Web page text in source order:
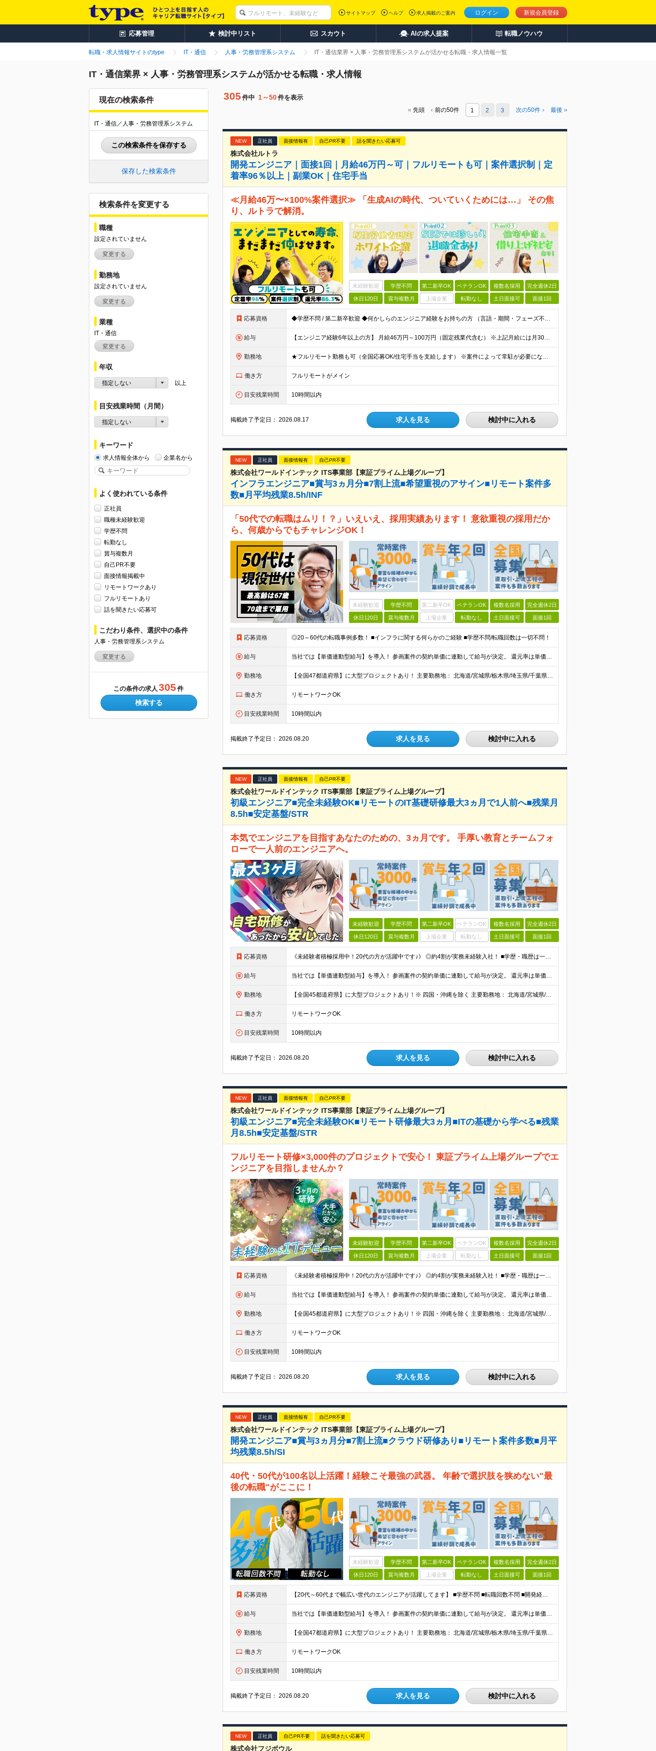
ログイン 新規会員登録
サイトマップ ヘルプ 求人掲載のご案内
応募管理 検討中リスト スカウト AIの求人提案 転職ノウハウ
転職・求人情報サイトのtype IT・通信 人事・労務管理系システム IT・通信業界 × 人事・労務管理系システムが活かせる転職・求人情報一覧
IT・通信業界 × 人事・労務管理系システムが活かせる転職・求人情報
現在の検索条件
IT・通信／人事・労務管理系システム
この検索条件を保存する
保存した検索条件
検索条件を変更する
職種
設定されていません
変更する
勤務地
設定されていません
変更する
業種
IT・通信
変更する
年収
指定しない 以上
目安残業時間（月間）
指定しない
キーワード
求人情報全体から 企業名から
よく使われている条件
正社員
職種未経験歓迎
学歴不問
転勤なし
賞与複数月
自己PR不要
面接情報掲載中
リモートワークあり
フルリモートあり
話を聞きたい応募可
こだわり条件、選択中の条件
人事・労務管理系システム
変更する
この条件の求人 305 件
検索する
305 件中 1～50件を表示
先頭 前の50件 1 2 3 次の50件 最後
NEW 正社員 面接情報有 自己PR不要 話を聞きたい応募可
株式会社ルトラ
開発エンジニア｜面接1回｜月給46万円～可｜フルリモートも可｜案件選択制｜定
着率96％以上｜副業OK｜住宅手当
≪月給46万〜×100%案件選択≫ 「生成AIの時代、ついていくためには…」 その焦
り、ルトラで解消。
未経験歓迎 学歴不問 第二新卒OK ベテランOK 複数名採用 完全週休2日
休日120日 賞与複数月 上場企業 転勤なし 土日面接可 面接1回
応募資格 ◆学歴不問 / 第二新卒歓迎 ◆何かしらのエンジニア経験をお持ちの方 （言語・期間・フェーズ不問） 経験浅めの方も遠慮なくご応募ください！ ■入社前Q＆A ────── ◎実力に見合った報酬が手に
給与 【エンジニア経験6年以上の方】 月給46万円～100万円（固定残業代含む） ※上記月給には月30時間分の固定残業代（月8万7,400円～月19万円）を含む。超過分は全額支給。 【エンジニア経験4年以
勤務地 ★フルリモート勤務も可（全国応募OK/住宅手当を支給します） ※案件によって常駐が必要になる場合があります。 ※希望がない限り、転勤はありません ※U・Iターン歓迎 ★ルトラの社員は全国各地で活躍中
働き方 フルリモートがメイン
目安残業時間 10時間以内
掲載終了予定日：2026.08.17 求人を見る 検討中に入れる
NEW 正社員 面接情報有 自己PR不要
株式会社ワールドインテック ITS事業部【東証プライム上場グループ】
インフラエンジニア■賞与3ヵ月分■7割上流■希望重視のアサイン■リモート案件多
数■月平均残業8.5h/INF
「50代での転職はムリ！？」いえいえ、採用実績あります！ 意欲重視の採用だか
ら、何歳からでもチャレンジOK！
未経験歓迎 学歴不問 第二新卒OK ベテランOK 複数名採用 完全週休2日
休日120日 賞与複数月 上場企業 転勤なし 土日面接可 面接1回
応募資格 ◎20～60代の転職事例多数！ ■インフラに関する何らかのご経験 ■学歴不問/転職回数は一切不問！
給与 当社では【単価連動型給与】を導入！ 参画案件の契約単価に連動して給与が決定。 還元率は単価の【70％～80％】と東証プライム上場グループとして高水準です！（社会保険料・教育コスト含む） ■関東：月給
勤務地 【全国47都道府県】に大型プロジェクトあり！ 主要勤務地： 北海道/宮城県/栃木県/埼玉県/千葉県/東京都/神奈川県/愛知県/大阪府/京都府/兵庫県/広島県/福岡県/熊本県 ※勤務エリアは、あなたの
働き方 リモートワークOK
目安残業時間 10時間以内
掲載終了予定日：2026.08.20 求人を見る 検討中に入れる
NEW 正社員 面接情報有 自己PR不要
株式会社ワールドインテック ITS事業部【東証プライム上場グループ】
初級エンジニア■完全未経験OK■リモートのIT基礎研修最大3ヵ月で1人前へ■残業月
8.5h■安定基盤/STR
本気でエンジニアを目指すあなたのための、3ヵ月です。 手厚い教育とチームフォ
ローで一人前のエンジニアへ。
未経験歓迎 学歴不問 第二新卒OK ベテランOK 複数名採用 完全週休2日
休日120日 賞与複数月 上場企業 転勤なし 土日面接可 面接1回
応募資格 《未経験者積極採用中！20代の方が活躍中です♪》 ◎約4割が実務未経験入社！ ■学歴・職歴は一切問いません！ ■第二新卒の方もお気軽にご相談ください♪ ■入社してから数年は、転勤の可能性があります
給与 当社では【単価連動型給与】を導入！ 参画案件の契約単価に連動して給与が決定。 還元率は単価の【70％～80％】と東証プライム上場グループとして高水準です！（社会保険料・教育コスト含む） ■関東：月給
勤務地 【全国45都道府県】に大型プロジェクトあり！※ 四国・沖縄を除く 主要勤務地： 北海道/宮城県/栃木県/埼玉県/千葉県/東京都/神奈川県/愛知県/大阪府/京都府/兵庫県/広島県/福岡県/熊本県 ※勤
働き方 リモートワークOK
目安残業時間 10時間以内
掲載終了予定日：2026.08.20 求人を見る 検討中に入れる
NEW 正社員 面接情報有 自己PR不要
株式会社ワールドインテック ITS事業部【東証プライム上場グループ】
初級エンジニア■完全未経験OK■リモート研修最大3ヵ月■ITの基礎から学べる■残業
月8.5h■安定基盤/STR
フルリモート研修×3,000件のプロジェクトで安心！ 東証プライム上場グループでエ
ンジニアを目指しませんか？
未経験歓迎 学歴不問 第二新卒OK ベテランOK 複数名採用 完全週休2日
休日120日 賞与複数月 上場企業 転勤なし 土日面接可 面接1回
応募資格 《未経験者積極採用中！20代の方が活躍中です♪》 ◎約4割が実務未経験入社！ ■学歴・職歴は一切問いません！ ■第二新卒の方もお気軽にご相談ください♪ ■入社してから数年は、転勤の可能性があります
給与 当社では【単価連動型給与】を導入！ 参画案件の契約単価に連動して給与が決定。 還元率は単価の【70％～80％】と東証プライム上場グループとして高水準です！（社会保険料・教育コスト含む） ■関東：月給
勤務地 【全国45都道府県】に大型プロジェクトあり！※ 四国・沖縄を除く 主要勤務地： 北海道/宮城県/栃木県/埼玉県/千葉県/東京都/神奈川県/愛知県/大阪府/京都府/兵庫県/広島県/福岡県/熊本県 ※勤
働き方 リモートワークOK
目安残業時間 10時間以内
掲載終了予定日：2026.08.20 求人を見る 検討中に入れる
NEW 正社員 面接情報有 自己PR不要
株式会社ワールドインテック ITS事業部【東証プライム上場グループ】
開発エンジニア■賞与3ヵ月分■7割上流■クラウド研修あり■リモート案件多数■月平
均残業8.5h/SI
40代・50代が100名以上活躍！経験こそ最強の武器。 年齢で選択肢を狭めない"最
後の転職"がここに！
未経験歓迎 学歴不問 第二新卒OK ベテランOK 複数名採用 完全週休2日
休日120日 賞与複数月 上場企業 転勤なし 土日面接可 面接1回
応募資格 【20代～60代まで幅広い世代のエンジニアが活躍してます】 ■学歴不問 ■転職回数不問 ■開発経験（年数不問）をお持ちの方
給与 当社では【単価連動型給与】を導入！ 参画案件の契約単価に連動して給与が決定。 還元率は単価の【70％～80％】と東証プライム上場グループとして高水準です！（社会保険料・教育コスト含む） ■関東：月給
勤務地 【全国47都道府県】に大型プロジェクトあり！ 主要勤務地： 北海道/宮城県/栃木県/埼玉県/千葉県/東京都/神奈川県/愛知県/大阪府/京都府/兵庫県/広島県/福岡県/熊本県 ※勤務エリアは、あなたの
働き方 リモートワークOK
目安残業時間 10時間以内
掲載終了予定日：2026.08.20 求人を見る 検討中に入れる
NEW 正社員 自己PR不要 話を聞きたい応募可
株式会社フジボウル